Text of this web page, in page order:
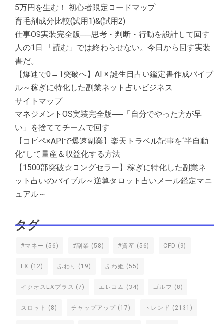
5万円を生む！ 初心者限定ロードマップ
育毛剤成分比較(試用1)&(試用2)
仕事OS実装完全版──思考・判断・行動を設計して回す
人の1日 「読む」では終わらせない。今日から回す実装
書だ。
【爆速で0→1突破へ】AI × 誕生日占い鑑定書作成バイブ
ル～稼ぎに特化した副業ネット占いビジネス
サイトマップ
マネジメントOS実装完全版──「自分でやった方が早
い」を捨ててチームで回す
【コピペ×APIで爆速副業】楽天トラベル記事を“半自動
化”して量産＆収益化する方法
【1500部突破☆ロングセラー】稼ぎに特化した副業ネ
ット占いのバイブル～逆算タロット占いメール鑑定マニ
ュアル～
タグ
#マネー (56) #副業 (58) #資産 (56) CFD (9)
FX (12) ふわり (19) ふわ姫 (55)
イクオスEXプラス (7) エレコム (34) ゴルフ (8)
スロット (8) チャップアップ (17) トレンド (2131)